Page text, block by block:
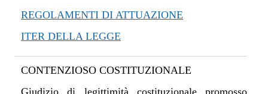
REGOLAMENTI DI ATTUAZIONE
ITER DELLA LEGGE
CONTENZIOSO COSTITUZIONALE
Giudizio di legittimità costituzionale promosso